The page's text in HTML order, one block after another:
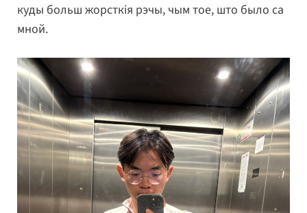
куды больш жорсткія рэчы, чым тое, што было са
мной.